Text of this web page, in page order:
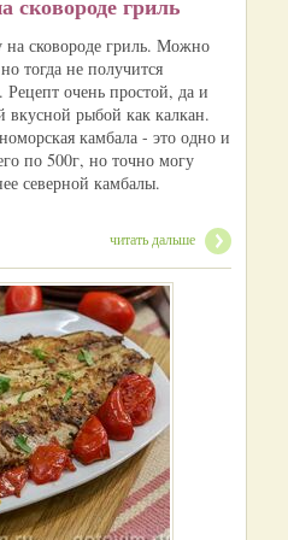
на сковороде гриль. Можно
тогда не получится
очень простой, да и
вкусной рыбой как калкан.
камбала - это одно и
по 500г, но точно могу
северной камбалы.
читать дальше